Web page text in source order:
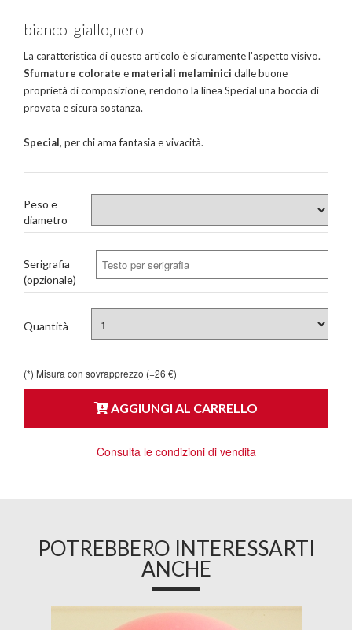
bianco-giallo,nero
La caratteristica di questo articolo è sicuramente l'aspetto visivo.
Sfumature colorate e materiali melaminici dalle buone
proprietà di composizione, rendono la linea Special una boccia di
provata e sicura sostanza.
Special, per chi ama fantasia e vivacità.
Peso e
diametro
Serigrafia
(opzionale)
Quantità
(*) Misura con sovrapprezzo (+26 €)
AGGIUNGI AL CARRELLO
Consulta le condizioni di vendita
POTREBBERO INTERESSARTI
ANCHE